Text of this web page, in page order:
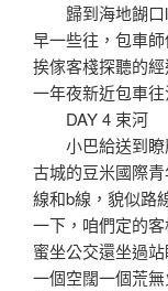
歸到海地餬口lz
早一些往，包車
挨傢客棧探聽的
一年夜新近包車
DAY 4 束河
小巴給送到瞭
古城的豆米國際
線和b線，貌似路
一下，咱們定的
蜜坐公交還坐過
一個空闊一個荒